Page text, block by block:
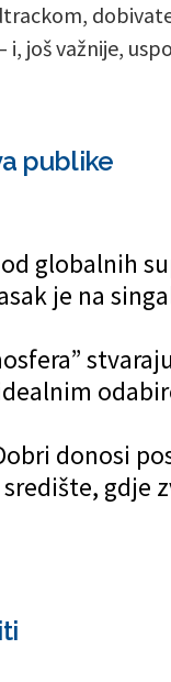
i, još važnije,
publike
globalnih
je na
donosi
gdje